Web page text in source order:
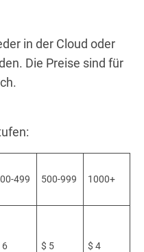
in der Cloud oder
Die Preise sind für
499 500-999 1000+
6 $ 5 $ 4